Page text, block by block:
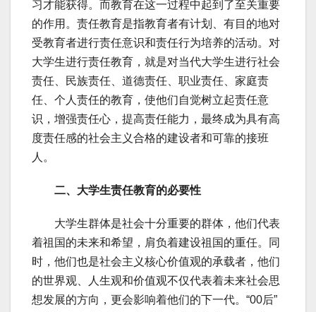
习才能获得。而教育在这一过程中起到了至关重要
的作用。责任教育是指教育者有计划、有目的地对
受教育者进行责任意识和责任行为培养的活动。对
大学生进行责任教育，就是对当代大学生进行社会
责任、民族责任、道德责任、职业责任、家庭责
任、个人责任的教育，使他们自觉树立起责任意
识，增强责任心，提高责任能力，最终成为具有高
度责任感的社会主义合格的建设者和可靠的接班
人。
二、大学生责任教育的必要性
大学生群体是社会十分重要的群体，他们代表
着祖国的未来和希望，肩负着建设祖国的重任。同
时，他们也是社会主义核心价值观的承载者，他们
的世界观、人生观和价值观不仅代表着未来社会思
想发展的方向，更会影响着他们的下一代。“00后”